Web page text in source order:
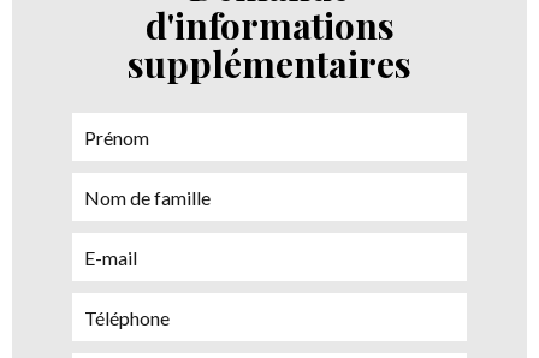
d'informations
supplémentaires